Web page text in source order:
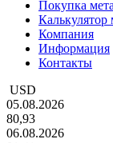
Покупка
Калькулятор
Компания
Информация
Контакты
USD
05.08.2026
80,93
06.08.2026